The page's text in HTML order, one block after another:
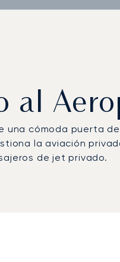
al
una cómoda puerta
la aviación
de jet privado.